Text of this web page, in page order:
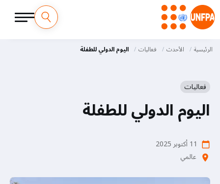
إلى
M
الرئيسية الأحدث فعاليات اليوم الدولي للطفلة
فعاليات
اليوم الدولي للطفلة
calendar_today 11 أكتوبر 2025
location_on عالمي